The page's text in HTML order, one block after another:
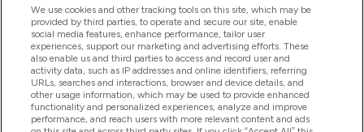
ヘルプ＆ガイド
商品について
会社概要
We use cookies and other tracking tools on this site, which may be
provided by third parties, to operate and secure our site, enable
social media features, enhance performance, tailor user
experiences, support our marketing and advertising efforts. These
also enable us and third parties to access and record user and
activity data, such as IP addresses and online identifiers, referring
URLs, searches and interactions, browser and device details, and
other usage information, which may be used to provide enhanced
functionality and personalized experiences, analyze and improve
performance, and reach users with more relevant content and ads